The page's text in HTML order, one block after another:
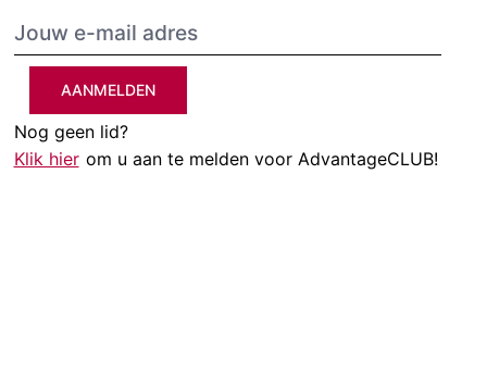
AANMELDEN
Nog geen lid?
Klik hier om u aan te melden voor AdvantageCLUB!